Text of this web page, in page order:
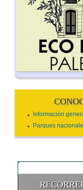
Información
Parques